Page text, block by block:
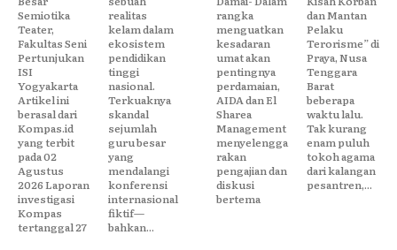
Semiotika
Teater,
Fakultas Seni
Pertunjukan
ISI
Yogyakarta
Artikel ini
berasal dari
Kompas.id
yang terbit
pada 02
Agustus
2026 Laporan
investigasi
Kompas
tertanggal 27
realitas
kelam dalam
ekosistem
pendidikan
tinggi
nasional.
Terkuaknya
skandal
sejumlah
guru besar
yang
mendalangi
konferensi
internasional
fiktif—
bahkan...
rangka
menguatkan
kesadaran
umat akan
pentingnya
perdamaian,
AIDA dan El
Sharea
Management
menyelengga
rakan
pengajian dan
diskusi
bertema
dan Mantan
Pelaku
Terorisme” di
Praya, Nusa
Tenggara
Barat
beberapa
waktu lalu.
Tak kurang
enam puluh
tokoh agama
dari kalangan
pesantren,...